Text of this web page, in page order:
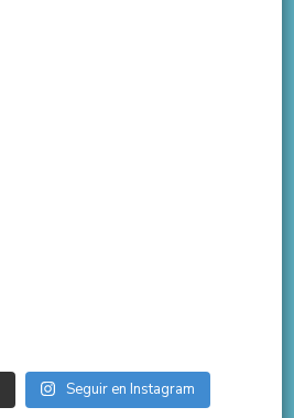
Seguir en Instagram